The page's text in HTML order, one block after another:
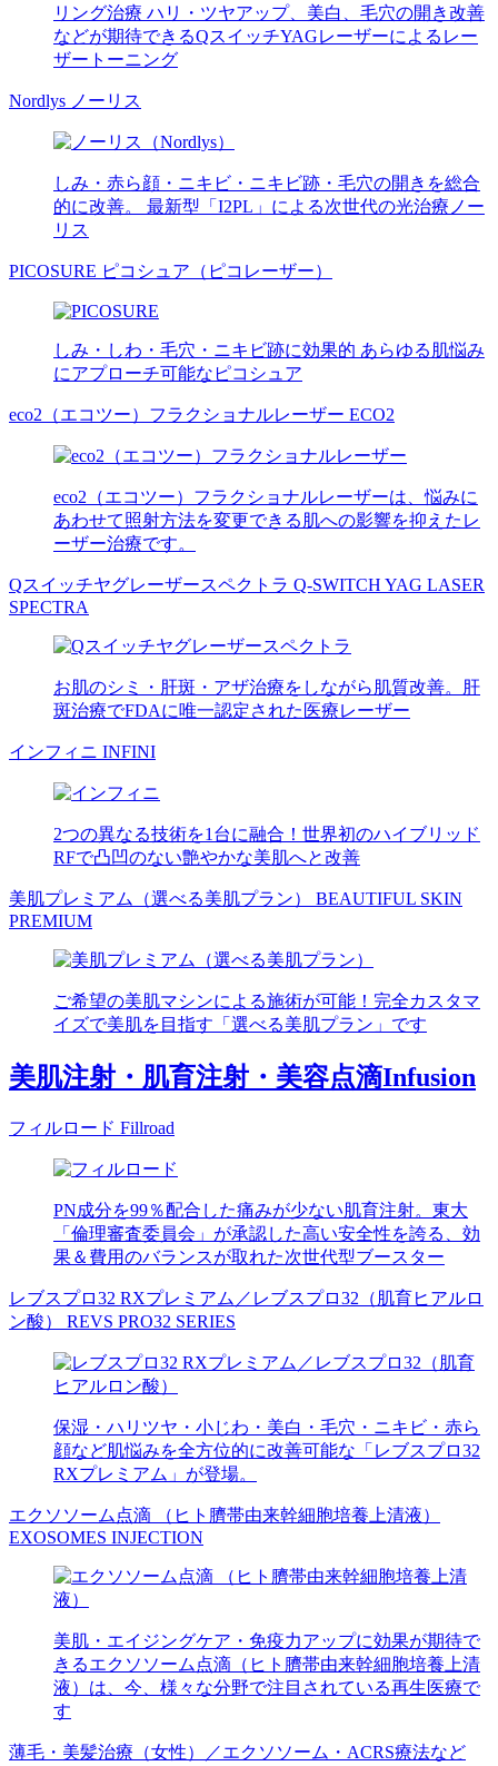
リング治療 ハリ・ツヤアップ、美白、毛穴の開き改善
などが期待できるQスイッチYAGレーザーによるレー
ザートーニング
Nordlys ノーリス
しみ・赤ら顔・ニキビ・ニキビ跡・毛穴の開きを総合
的に改善。 最新型「I2PL」による次世代の光治療ノー
リス
PICOSURE ピコシュア（ピコレーザー）
しみ・しわ・毛穴・ニキビ跡に効果的 あらゆる肌悩み
にアプローチ可能なピコシュア
eco2（エコツー）フラクショナルレーザー ECO2
eco2（エコツー）フラクショナルレーザーは、悩みに
あわせて照射方法を変更できる肌への影響を抑えたレ
ーザー治療です。
Qスイッチヤグレーザースペクトラ Q-SWITCH YAG LASER
SPECTRA
お肌のシミ・肝斑・アザ治療をしながら肌質改善。肝
斑治療でFDAに唯一認定された医療レーザー
インフィニ INFINI
2つの異なる技術を1台に融合！世界初のハイブリッド
RFで凸凹のない艶やかな美肌へと改善
美肌プレミアム（選べる美肌プラン） BEAUTIFUL SKIN
PREMIUM
ご希望の美肌マシンによる施術が可能！完全カスタマ
イズで美肌を目指す「選べる美肌プラン」です
美肌注射・肌育注射・美容点滴Infusion
フィルロード Fillroad
PN成分を99％配合した痛みが少ない肌育注射。東大
「倫理審査委員会」が承認した高い安全性を誇る、効
果＆費用のバランスが取れた次世代型ブースター
レブスプロ32 RXプレミアム／レブスプロ32（肌育ヒアルロ
ン酸） REVS PRO32 SERIES
保湿・ハリツヤ・小じわ・美白・毛穴・ニキビ・赤ら
顔など肌悩みを全方位的に改善可能な「レブスプロ32
RXプレミアム」が登場。
エクソソーム点滴 （ヒト臍帯由来幹細胞培養上清液）
EXOSOMES INJECTION
美肌・エイジングケア・免疫力アップに効果が期待で
きるエクソソーム点滴（ヒト臍帯由来幹細胞培養上清
液）は、今、様々な分野で注目されている再生医療で
す
薄毛・美髪治療（女性）／エクソソーム・ACRS療法など